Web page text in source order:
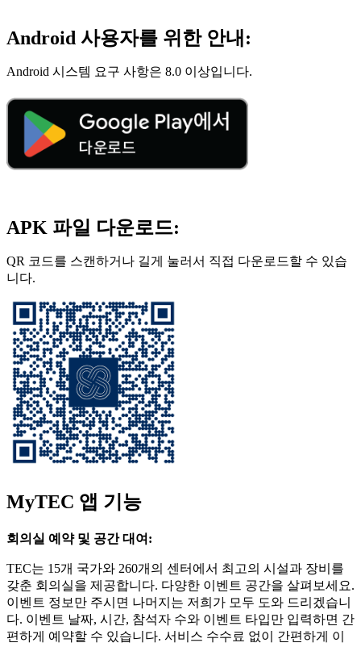
Android 사용자를 위한 안내:
Android 시스템 요구 사항은 8.0 이상입니다.
APK 파일 다운로드:
QR 코드를 스캔하거나 길게 눌러서 직접 다운로드할 수 있습
니다.
MyTEC 앱 기능
회의실 예약 및 공간 대여:
TEC는 15개 국가와 260개의 센터에서 최고의 시설과 장비를
갖춘 회의실을 제공합니다. 다양한 이벤트 공간을 살펴보세요.
이벤트 정보만 주시면 나머지는 저희가 모두 도와 드리겠습니
다. 이벤트 날짜, 시간, 참석자 수와 이벤트 타입만 입력하면 간
편하게 예약할 수 있습니다. 서비스 수수료 없이 간편하게 이